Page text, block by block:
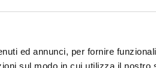
ed annunci, per fornire
sul modo in cui utilizza il
corretto stato dei font,